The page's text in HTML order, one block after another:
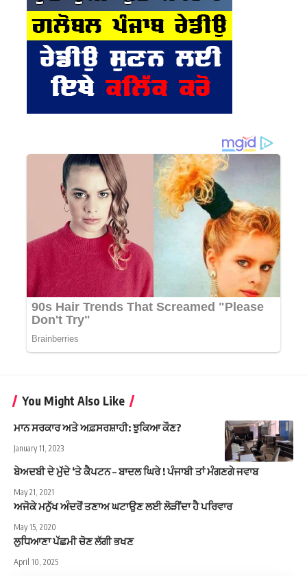
You Might Also Like
ਮਾਨ ਸਰਕਾਰ ਅਤੇ ਅਫ਼ਸਰਸ਼ਾਹੀ: ਝੁਕਿਆ ਕੌਣ?
January 11, 2023
ਬੇਅਦਬੀ ਦੇ ਮੁੱਦੇ ‘ਤੇ ਕੈਪਟਨ – ਬਾਦਲ ਘਿਰੇ ! ਪੰਜਾਬੀ ਤਾਂ ਮੰਗਣਗੇ ਜਵਾਬ
May 21, 2021
ਅਜੋਕੇ ਮਨੁੱਖ ਅੰਦਰੋਂ ਤਣਾਅ ਘਟਾਉਣ ਲਈ ਲੋੜੀਂਦਾ ਹੈ ਪਰਿਵਾਰ
May 15, 2020
ਲੁਧਿਆਣਾ ਪੱਛਮੀ ਚੋਣ ਲੱਗੀ ਭਖਣ
April 10, 2025